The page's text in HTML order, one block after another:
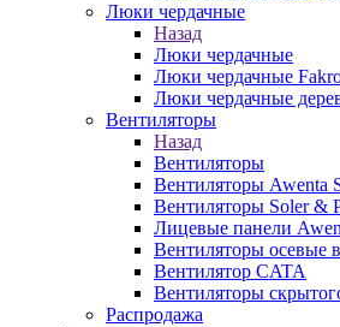
Люки чердачные
Назад
Люки чердачные
Люки чердачные
Люки чердачные
Вентиляторы
Назад
Вентиляторы
Вентиляторы Awenta
Вентиляторы Soler &
Лицевые панели
Вентиляторы осевые
Вентилятор CATA
Вентиляторы
Распродажа